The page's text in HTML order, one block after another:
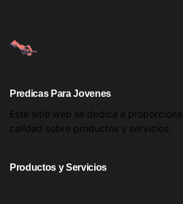
Predicas Para Jovenes
Este sitio web se dedica a
calidad sobre productos y servicios.
Productos y Servicios